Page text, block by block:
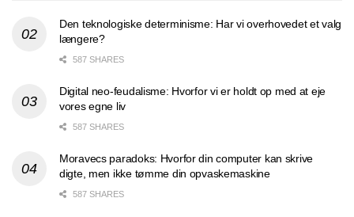
Den teknologiske determinisme: Har vi overhovedet et valg
længere?
587 SHARES
Digital neo-feudalisme: Hvorfor vi er holdt op med at eje
vores egne liv
587 SHARES
Moravecs paradoks: Hvorfor din computer kan skrive
digte, men ikke tømme din opvaskemaskine
587 SHARES